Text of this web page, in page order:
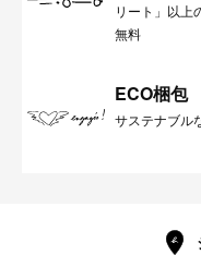
リート」以上
無料
ECO梱包
サステナブル